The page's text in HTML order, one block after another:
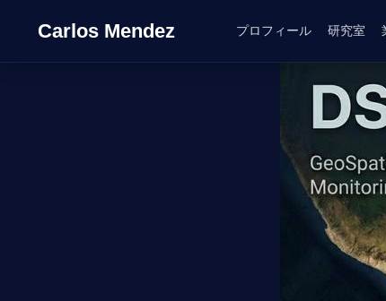
Carlos Mendez プロフィール 研究室